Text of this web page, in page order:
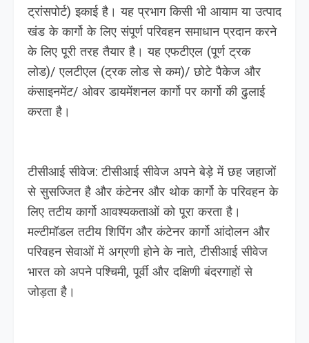
ट्रांसपोर्ट) इकाई है। यह प्रभाग किसी भी आयाम या उत्पाद
खंड के कार्गो के लिए संपूर्ण परिवहन समाधान प्रदान करने
के लिए पूरी तरह तैयार है। यह एफटीएल (पूर्ण ट्रक
लोड)/ एलटीएल (ट्रक लोड से कम)/ छोटे पैकेज और
कंसाइनमेंट/ ओवर डायमेंशनल कार्गो पर कार्गो की ढुलाई
करता है।
टीसीआई सीवेज: टीसीआई सीवेज अपने बेड़े में छह जहाजों
से सुसज्जित है और कंटेनर और थोक कार्गो के परिवहन के
लिए तटीय कार्गो आवश्यकताओं को पूरा करता है।
मल्टीमॉडल तटीय शिपिंग और कंटेनर कार्गो आंदोलन और
परिवहन सेवाओं में अग्रणी होने के नाते, टीसीआई सीवेज
भारत को अपने पश्चिमी, पूर्वी और दक्षिणी बंदरगाहों से
जोड़ता है।